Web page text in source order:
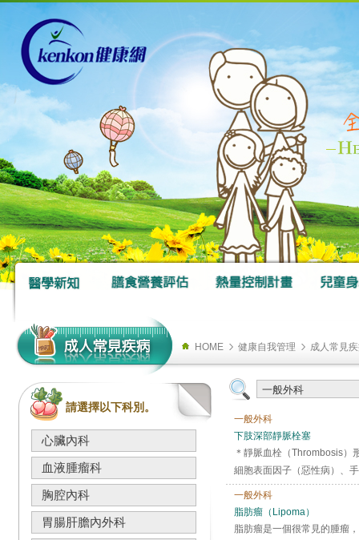
HOME 健康自我管理 成人常見
請選擇以下科別。
心臟內科
血液腫瘤科
胸腔內科
胃腸肝膽內外科
一般外科
下肢深部靜脈栓塞
＊靜脈血栓（Thrombosis）
細胞表面因子（惡性病）、
一般外科
脂肪瘤（Lipoma）
脂肪瘤是一個很常見的腫瘤